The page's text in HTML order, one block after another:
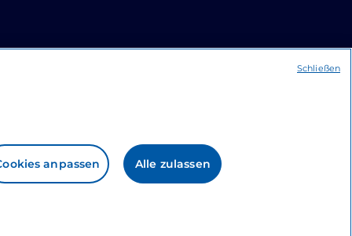
anpassen Alle zulassen
Schließen